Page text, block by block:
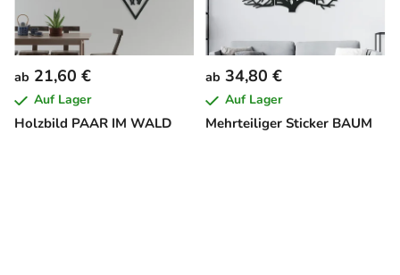
Holzbild PAAR IM WALD
ab 21,60 €
Auf Lager
Mehrteiliger Sticker BAUM
ab 34,80 €
Auf Lager